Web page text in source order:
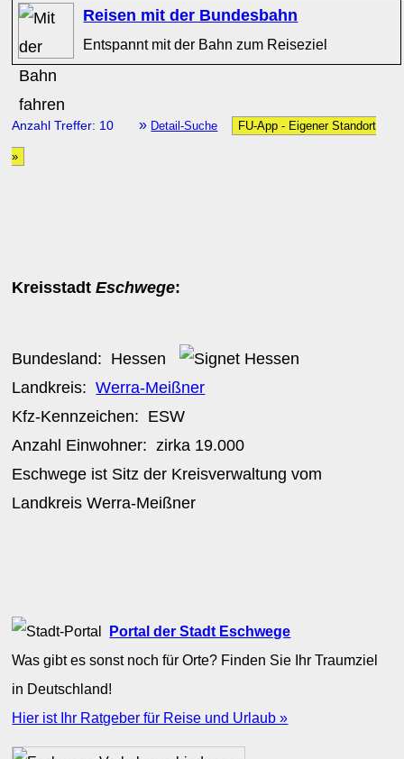
Reisen mit der Bundesbahn
Entspannt mit der Bahn zum Reiseziel
Anzahl Treffer: 10 » Detail-Suche FU-App - Eigener Standort
»
KreisstadtEschwege:
Bundesland: Hessen
Landkreis:Werra-Meißner
Kfz-Kennzeichen: ESW
Anzahl Einwohner: zirka 19.000
Eschwege ist Sitz der Kreisverwaltung vom
Landkreis Werra-Meißner
Portal der Stadt Eschwege
Was gibt es sonst noch für Orte? Finden Sie Ihr Traumziel
in Deutschland!
Hier ist Ihr Ratgeber für Reise und Urlaub »